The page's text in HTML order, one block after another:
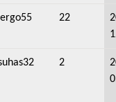
22
2